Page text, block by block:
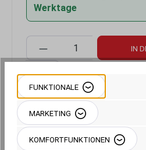
Werktage
Produkt Anzahl: IN
Produktnummer:RAM-
FUNKTIONALE
MARKETING
KOMFORTFUNKTIONEN